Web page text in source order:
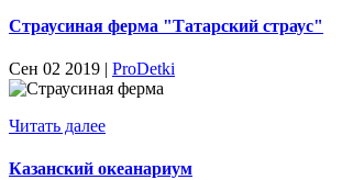
Страусиная ферма "Татарский страус"
Сен 02 2019 | ProDetki
Читать далее
Казанский океанариум